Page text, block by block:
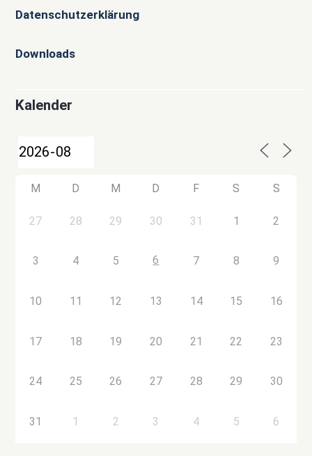
Datenschutzerklärung
Downloads
Kalender
M D M D F S S
27 28 29 30 31 1 2
3 4 5 6 7 8 9
10 11 12 13 14 15 16
17 18 19 20 21 22 23
24 25 26 27 28 29 30
31 1 2 3 4 5 6